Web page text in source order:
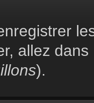
allez
).